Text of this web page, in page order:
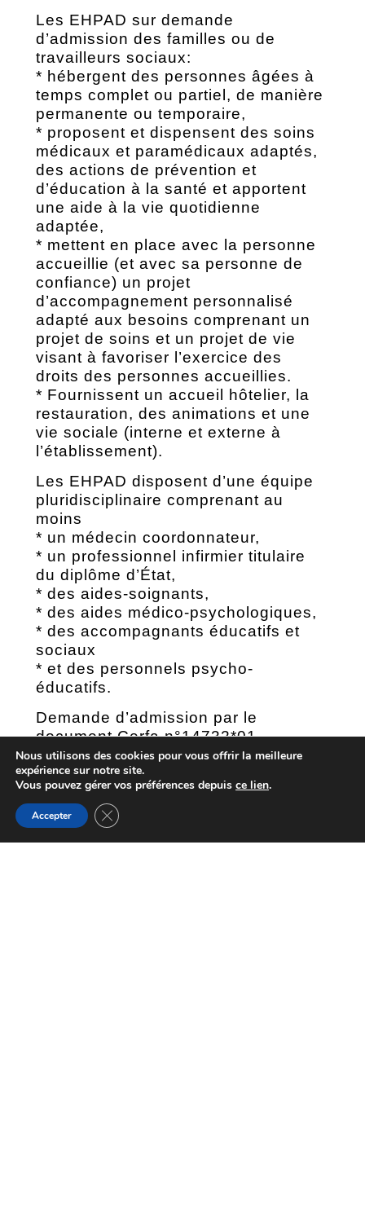
Les EHPAD sur demande
d’admission des familles ou de
travailleurs sociaux:
* hébergent des personnes âgées à
temps complet ou partiel, de manière
permanente ou temporaire,
* proposent et dispensent des soins
médicaux et paramédicaux adaptés,
des actions de prévention et
d’éducation à la santé et apportent
une aide à la vie quotidienne
adaptée,
* mettent en place avec la personne
accueillie (et avec sa personne de
confiance) un projet
d’accompagnement personnalisé
adapté aux besoins comprenant un
projet de soins et un projet de vie
visant à favoriser l’exercice des
droits des personnes accueillies.
* Fournissent un accueil hôtelier, la
restauration, des animations et une
vie sociale (interne et externe à
l’établissement).
Les EHPAD disposent d’une équipe
pluridisciplinaire comprenant au
moins
* un médecin coordonnateur,
* un professionnel infirmier titulaire
du diplôme d’État,
* des aides-soignants,
* des aides médico-psychologiques,
* des accompagnants éducatifs et
sociaux
* et des personnels psycho-
éducatifs.
Demande d’admission par le
document Cerfa n°14732*01
Sur le web :
www.cc-
arthezdebearn.fr/-social/retraite.htm
Nous utilisons des cookies pour vous offrir la meilleure
expérience sur notre site.
Vous pouvez gérer vos préférences depuis ce lien.
Accepter Fermer la bannière des cookies GDPR